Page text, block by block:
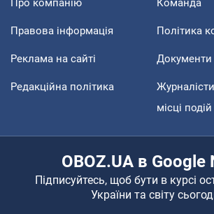
Про компанію Команда
Правова інформація Політика
Реклама на сайті Документи
Редакційна політика
місці подій
OBOZ.UA в Google
Підписуйтесь, щоб бути в курсі
України та світу